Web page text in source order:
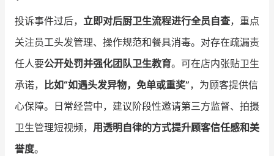
投诉事件过后， 立即对后厨卫生流程进行全员自查，重点
关注员工头发管理、操作规范和餐具消毒。对存在疏漏责
任人要公开处罚并强化团队卫生教育。可在店内张贴卫生
承诺， 比如“如遇头发异物，免单或重奖”，为顾客提供信
心保障。日常经营中，建议阶段性邀请第三方监督、拍摄
卫生管理短视频， 用透明自律的方式提升顾客信任感和美
誉度。